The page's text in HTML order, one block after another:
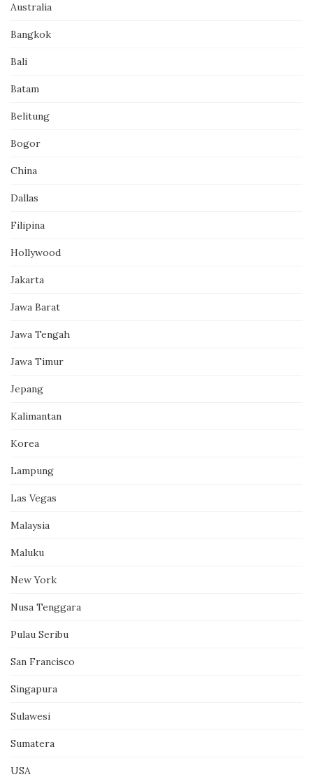
Australia
Bangkok
Bali
Batam
Belitung
Bogor
China
Dallas
Filipina
Hollywood
Jakarta
Jawa Barat
Jawa Tengah
Jawa Timur
Jepang
Kalimantan
Korea
Lampung
Las Vegas
Malaysia
Maluku
New York
Nusa Tenggara
Pulau Seribu
San Francisco
Singapura
Sulawesi
Sumatera
USA